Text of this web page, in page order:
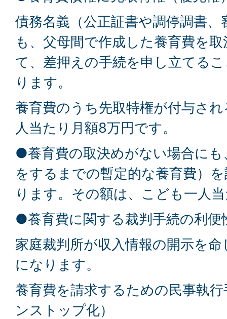
債務名義（公正証書や調停調書
も、父母間で作成した養育費を
て、差押えの手続を申し立てる
ります。
養育費のうち先取特権が付与さ
人当たり月額8万円です。
●養育費の取決めがない場合にも
をするまでの暫定的な養育費）
ります。その額は、こども一人
●養育費に関する裁判手続の利便
家庭裁判所が収入情報の開示を
になります。
養育費を請求するための民事執
ンストップ化）